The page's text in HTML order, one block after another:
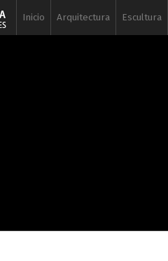
Inicio Arquitectura Escultura